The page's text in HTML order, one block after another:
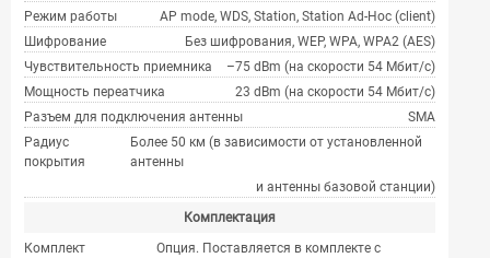
Режим работы
AP mode, WDS, Station, Station Ad-Hoc (client)
Шифрование
Без шифрования, WEP, WPA, WPA2 (AES)
Чувствительность приемника
–75 dBm (на скорости 54 Мбит/с)
Мощность переатчика
23 dBm (на скорости 54 Мбит/с)
Разъем для подключения антенны
SMA
Радиус
покрытия
Более 50 км (в зависимости от установленной
антенны
и антенны базовой станции)
Комплектация
Комплект
Опция. Поставляется в комплекте с